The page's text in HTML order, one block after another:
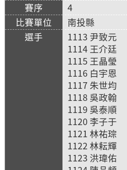
4
南投縣
1113 尹致元
1114 王介廷
1115 王晶瑩
1116 白宇恩
1117 朱世均
1118 吳政翰
1119 吳泰順
1120 李子于
1121 林祐琮
1122 林耘輝
1123 洪瑋佑